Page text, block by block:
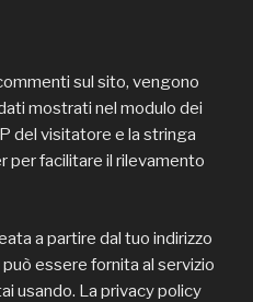
sul sito, vengono
mostrati nel modulo dei
del visitatore e la stringa
per facilitare il rilevamento
a partire dal tuo indirizzo
essere fornita al servizio
usando. La privacy policy